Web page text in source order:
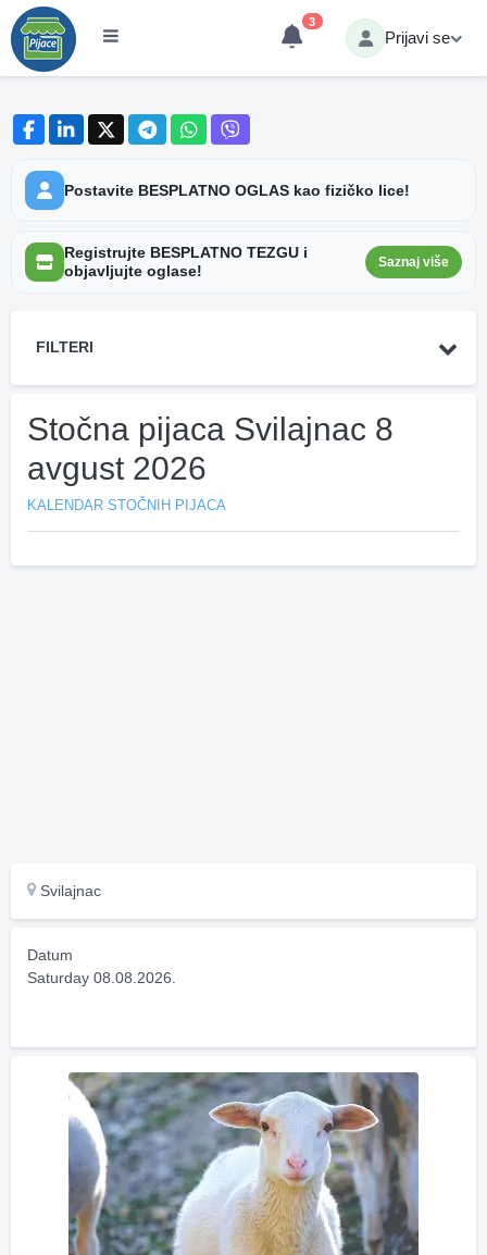
3
Prijavi se
Postavite BESPLATNO OGLAS kao fizičko lice!
Registrujte BESPLATNO TEZGU i
objavljujte oglase!
Saznaj više
FILTERI
Stočna pijaca Svilajnac 8
avgust 2026
KALENDAR STOČNIH PIJACA
Svilajnac
Datum
Saturday 08.08.2026.